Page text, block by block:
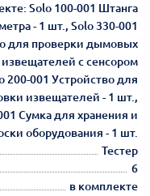
Solo 100-001 Штанга
- 1 шт., Solo 330-001
для проверки дымовых
с сенсором
200-001 Устройство для
извещателей - 1 шт.,
Сумка для хранения и
оборудования - 1 шт.
Тестер
6
в комплекте